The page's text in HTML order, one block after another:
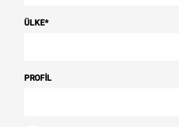
ÜLKE*
PROFIL